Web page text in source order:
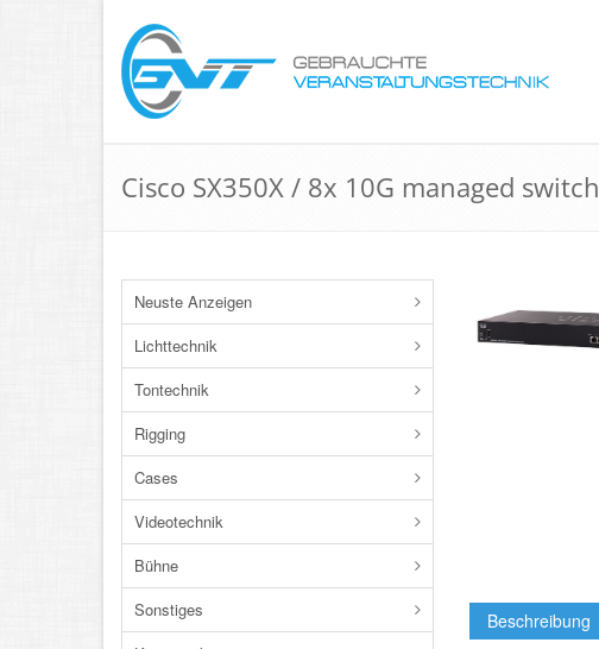
Cisco SX350X / 8x 10G managed switch
Neuste Anzeigen
Lichttechnik
Tontechnik
Rigging
Cases
Videotechnik
Bühne
Sonstiges
Beschreibung